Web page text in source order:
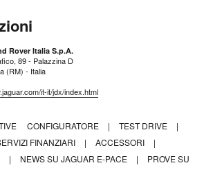
Rover Italia S.p.A.
89 - Palazzina D
(RM) - Italia
it-it/jdx/index.html
CONFIGURATORE | TEST DRIVE
|
FINANZIARI | ACCESSORI
|
| NEWS SU JAGUAR E-PACE |
PROVE SU